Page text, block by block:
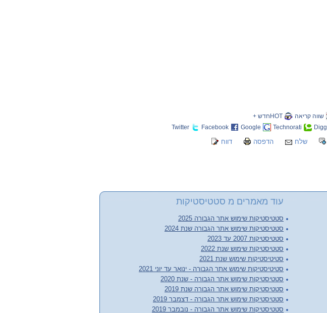
שווה קריאה
HOTחדש +
Digg
Technorati
Google
Facebook
Twitter
שלח הדפסה דווח
עוד מאמרים מ סטטיסטיקות
סטטיסטיקות שימוש אתר הגבורה 2025
סטטיסטיקות שימוש אתר הגבורה שנת 2024
סטטיסטיקות 2007 עד 2023
סטטיסטיקות שימוש שנת 2022
סטיטיסטיקות שימוש שנת 2021
סטיטיסטיקות שימוש אתר הגבורה - ינואר עד יוני 2021
סטטיסטיקות שימוש אתר הגבורה - שנת 2020
סטטיסטיקות שימוש אתר הגבורה שנת 2019
סטטיסטיקות שימוש אתר הגבורה - דצמבר 2019
סטטיסטיקות שימוש אתר הגבורה - נובמבר 2019